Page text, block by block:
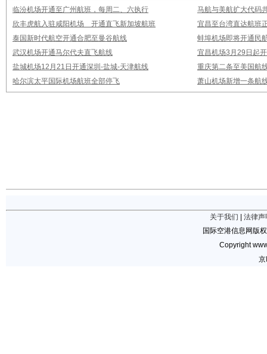
临汾机场开通至广州航班，每周二、六执行
马航与美航扩大代码
欣丰虎航入驻咸阳机场 开通直飞新加坡航班
宜昌至台湾直达航班
泰国新时代航空开通合肥至曼谷航线
蚌埠机场即将开通民
武汉机场开通马尔代夫直飞航线
宜昌机场3月29日起
盐城机场12月21日开通深圳-盐城-天津航线
重庆第二条至美国航
哈尔滨太平国际机场航班全部停飞
萧山机场新增一条航
关于我们
法律声
国际空港信息网版
Copyright